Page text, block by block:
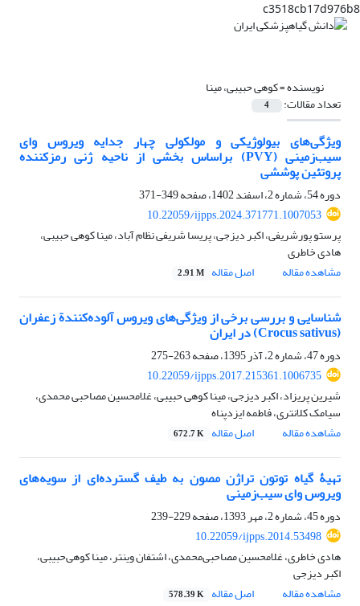
c3518cb17d976b8
نویسنده =کوهی حبیبی، مینا
تعداد مقالات: 4
ویژگی‌های بیولوژیکی و مولکولی چهار جدایه ویروس وای
سیب‌زمینی (PVY) براساس بخشی از ناحیه ژنی رمزکننده
پروتئین پوششی
دوره 54، شماره 2، اسفند 1402، صفحه
349-371
10.22059/ijpps.2024.371771.1007053
پرستو پورشریفی، اکبر دیزجی، پریسا شریفی نظام آباد، مینا کوهی حبیبی،
هادی خاطری
مشاهده مقاله
اصل مقاله 2.91 M
شناسایی و بررسی برخی از ویژگی‌های ویروس آلوده‌کنندة زعفران
(Crocus sativus) در ایران
دوره 47، شماره 2، آذر 1395، صفحه
263-275
10.22059/ijpps.2017.215361.1006735
شیرین پریزاد، اکبر دیزجی، مینا کوهی حبیبی، غلامحسین مصاحبی محمدی،
سیامک کلانتری، فاطمه ایزدپناه
مشاهده مقاله
اصل مقاله 672.7 K
تهیۀ گیاه توتون تراژن مصون به طیف گسترده‌ای از سویه‌های
ویروس وای سیب‌زمینی
دوره 45، شماره 2، مهر 1393، صفحه
229-239
10.22059/ijpps.2014.53498
هادی خاطری، غلامحسین مصاحبی‌محمدی، اشتفان وینتر، مینا کوهی‌حبیبی،
اکبر دیزجی
مشاهده مقاله
اصل مقاله 578.39 K